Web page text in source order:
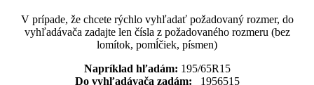
V prípade, že chcete rýchlo vyhľadať požadovaný rozmer, do
vyhľadávača zadajte len čísla z požadovaného rozmeru (bez
lomítok, pomĺčiek, písmen)
Napríklad hľadám: 195/65R15
Do vyhľadávača zadám: 1956515